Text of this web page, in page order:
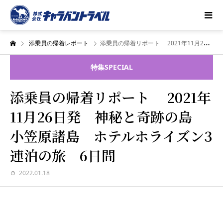
添乗員の帰着レポート 添乗員の帰着リポート 2021年11月26日発 神秘と奇跡の島 小笠原諸島 ホテルホライズン3連泊の旅 6日間
特集SPECIAL
添乗員の帰着リポート 2021年
11月26日発 神秘と奇跡の島
小笠原諸島 ホテルホライズン3
連泊の旅 6日間
2022.01.18